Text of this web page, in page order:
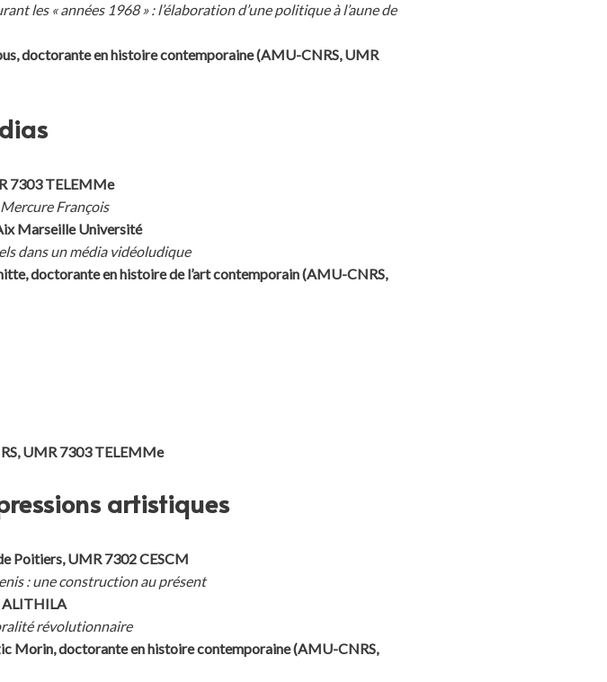
les « années 1968 » : l’élaboration d’une politique à l’aune de
doctorante en histoire contemporaine (AMU-CNRS, UMR
7303 TELEMMe
François
Marseille Université
dans un média vidéoludique
doctorante en histoire de l’art contemporain (AMU-CNRS,
UMR 7303 TELEMMe
artistiques
Poitiers, UMR 7302 CESCM
: une construction au présent
ALITHILA
révolutionnaire
Morin, doctorante en histoire contemporaine (AMU-CNRS,